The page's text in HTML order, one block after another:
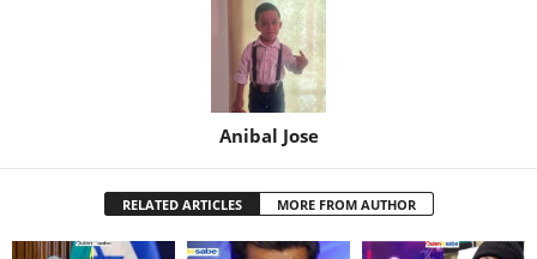
Anibal Jose
RELATED ARTICLES MORE FROM AUTHOR